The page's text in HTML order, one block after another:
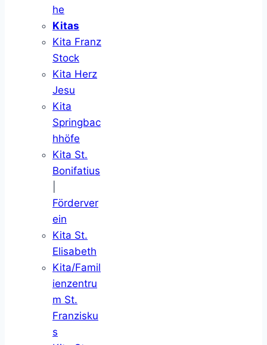
he
Kitas
Kita Franz
Stock
Kita Herz
Jesu
Kita
Springbac
hhöfe
Kita St.
Bonifatius
Förderver
ein
Kita St.
Elisabeth
Kita/Famil
ienzentru
m St.
Franzisku
s